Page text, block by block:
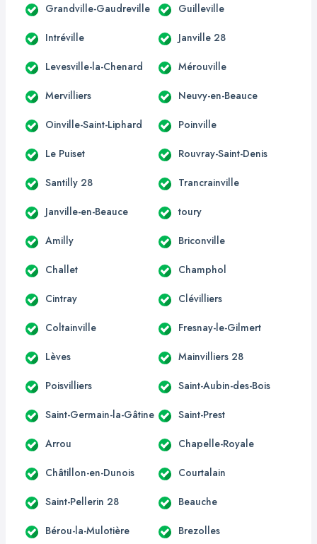
Grandville-Gaudreville Guilleville
Intréville Janville 28
Levesville-la-Chenard Mérouville
Mervilliers Neuvy-en-Beauce
Oinville-Saint-Liphard Poinville
Le Puiset Rouvray-Saint-Denis
Santilly 28 Trancrainville
Janville-en-Beauce toury
Amilly Briconville
Challet Champhol
Cintray Clévilliers
Coltainville Fresnay-le-Gilmert
Lèves Mainvilliers 28
Poisvilliers Saint-Aubin-des-Bois
Saint-Germain-la-Gâtine Saint-Prest
Arrou Chapelle-Royale
Châtillon-en-Dunois Courtalain
Saint-Pellerin 28 Beauche
Bérou-la-Mulotière Brezolles